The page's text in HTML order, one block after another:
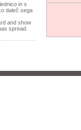
in s
daleč sega
and show
spread.